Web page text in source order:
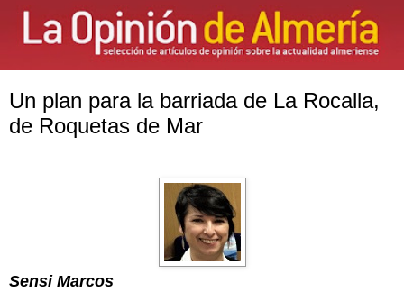
Un plan para la barriada de La Rocalla,
de Roquetas de Mar
Sensi Marcos